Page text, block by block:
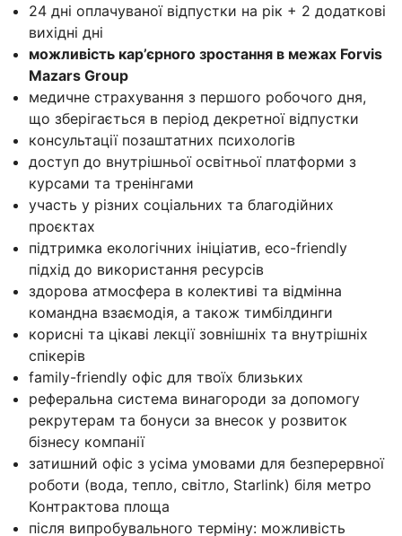
24 дні оплачуваної відпустки на рік + 2 додаткові
вихідні дні
можливість кар’єрного зростання в межах Forvis
Mazars Group
медичне страхування з першого робочого дня,
що зберігається в період декретної відпустки
консультації позаштатних психологів
доступ до внутрішньої освітньої платформи з
курсами та тренінгами
участь у різних соціальних та благодійних
проєктах
підтримка екологічних ініціатив, eco-friendly
підхід до використання ресурсів
здорова атмосфера в колективі та відмінна
командна взаємодія, а також тимбілдинги
корисні та цікаві лекції зовнішніх та внутрішніх
спікерів
family-friendly офіс для твоїх близьких
реферальна система винагороди за допомогу
рекрутерам та бонуси за внесок у розвиток
бізнесу компанії
затишний офіс з усіма умовами для безперервної
роботи (вода, тепло, світло, Starlink) біля метро
Контрактова площа
після випробувального терміну: можливість